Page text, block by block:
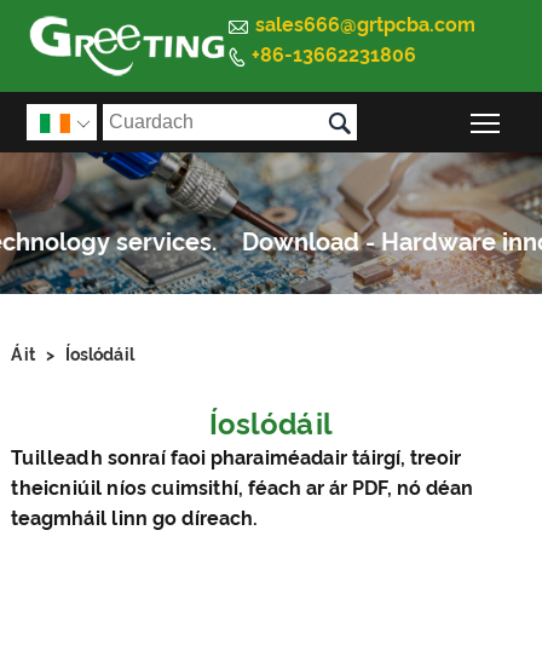
 sales666@grtpcba.com
 +86-13662231806
 
Áit > Íoslódáil
Íoslódáil
Tuilleadh sonraí faoi pharaiméadair táirgí, treoir
theicniúil níos cuimsithí, féach ar ár PDF, nó déan
teagmháil linn go díreach.